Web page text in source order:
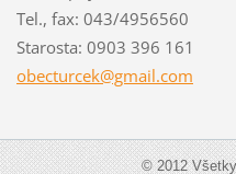
Tel., fax: 043/4956560
Starosta: 0903 396 161
obecturcek@gmail.com
© 2012